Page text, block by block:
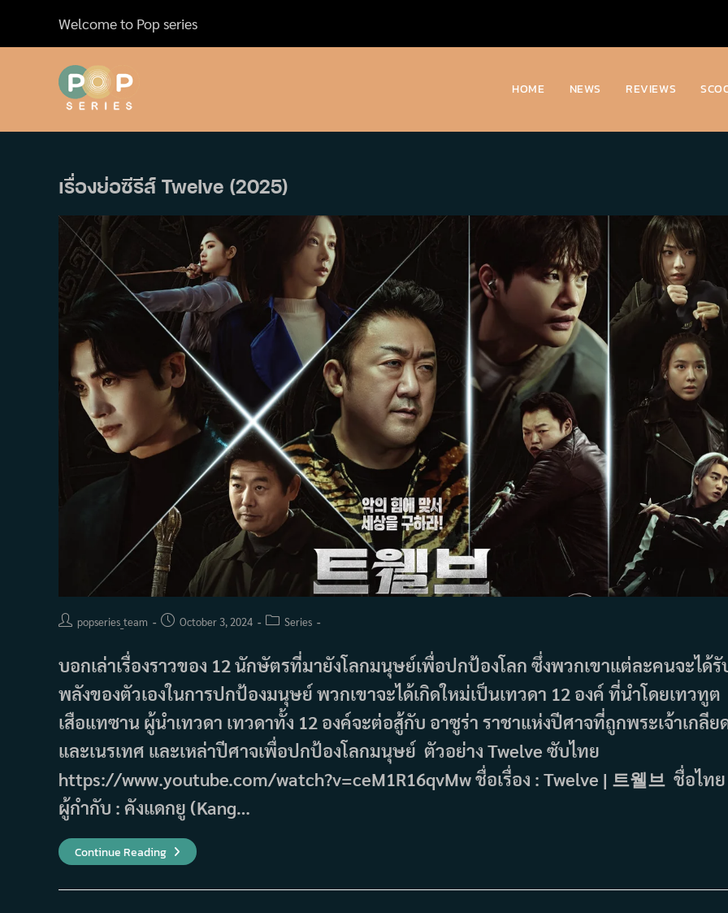
content
Welcome to Pop series
HOME NEWS REVIEWS
เรื่องย่อซีรีส์ Twelve (2025)
Postpopseries_team
PostOctober 3, 2024
PostSeries
บอกเล่าเรื่องราวของ 12 นักษัตรที่มายังโลกมนุษย์เพื่อปกป้องโลก ซึ่งพวกเขาแต่ละคนจะได้รั
พลังของตัวเองในการปกป้องมนุษย์ พวกเขาจะได้เกิดใหม่เป็นเทวดา 12 องค์ ที่นำโดยเทวทูต
เสือแทซาน ผู้นำเทวดา เทวดาทั้ง 12 องค์จะต่อสู้กับ อาซูร่า ราชาแห่งปีศาจที่ถูกพระเจ้าเกลีย
และเนรเทศ และเหล่าปีศาจเพื่อปกป้องโลกมนุษย์ ตัวอย่าง Twelve ซับไทย
https://www.youtube.com/watch?v=ceM1R16qvMw ชื่อเรื่อง : Twelve | 트웰브 ชื่อไท
ผู้กำกับ : คังแดกยู (Kang…
Continue Readingเรื่อง
ย่อ
Twelve